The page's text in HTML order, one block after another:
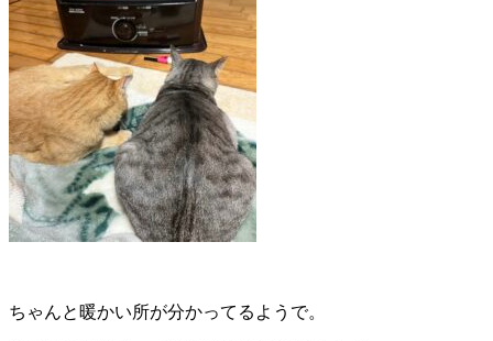
ちゃんと暖かい所が分かってるようで。